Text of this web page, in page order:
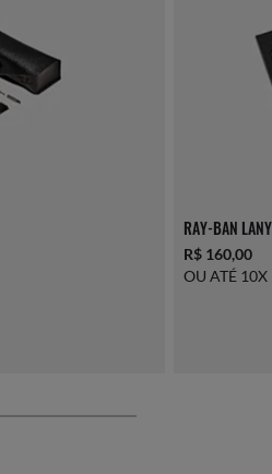
RAY-BAN
R$ 160,00
OU ATÉ